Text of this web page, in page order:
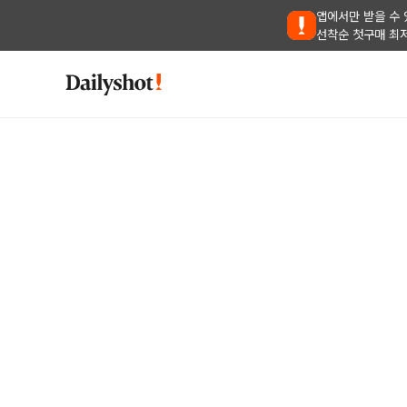
앱에서만 받을 수
선착순 첫구매 최